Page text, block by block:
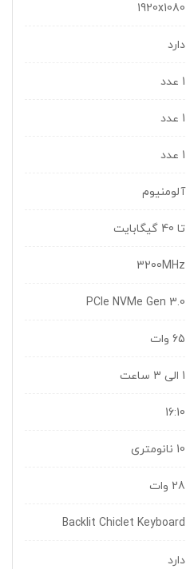
1920x1080
دارد
1 عدد
1 عدد
1 عدد
آلومنیوم
تا 40 گیگابایت
3200MHz
PCIe NVMe Gen 3.0
65 وات
1 الی 3 ساعت
16:10
10 نانومتری
28 وات
Backlit Chiclet Keyboard
دارد